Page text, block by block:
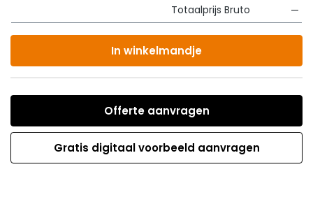
Totaalprijs Bruto —
In winkelmandje
Offerte aanvragen
Gratis digitaal voorbeeld aanvragen